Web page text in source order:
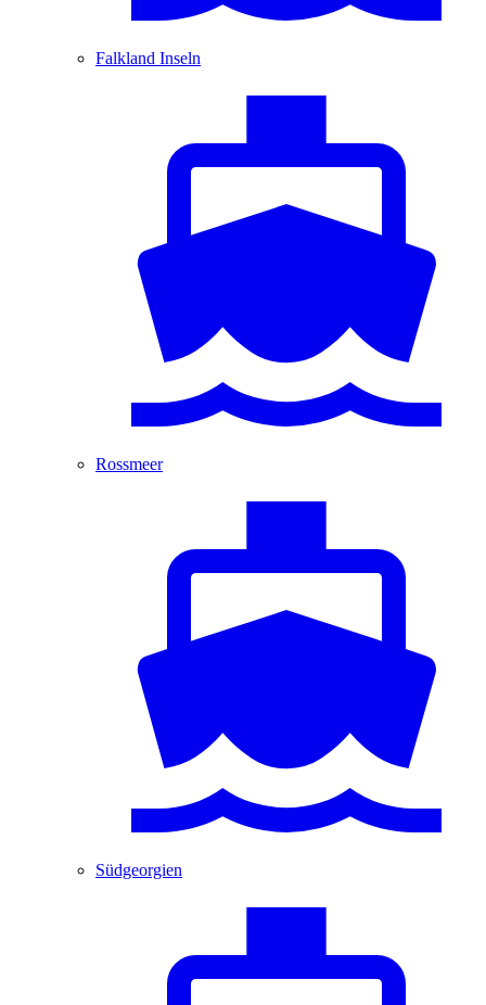
Falkland Inseln
Rossmeer
Südgeorgien